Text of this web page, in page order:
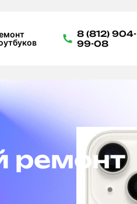
8 (812) 904-
99-08
ремонт